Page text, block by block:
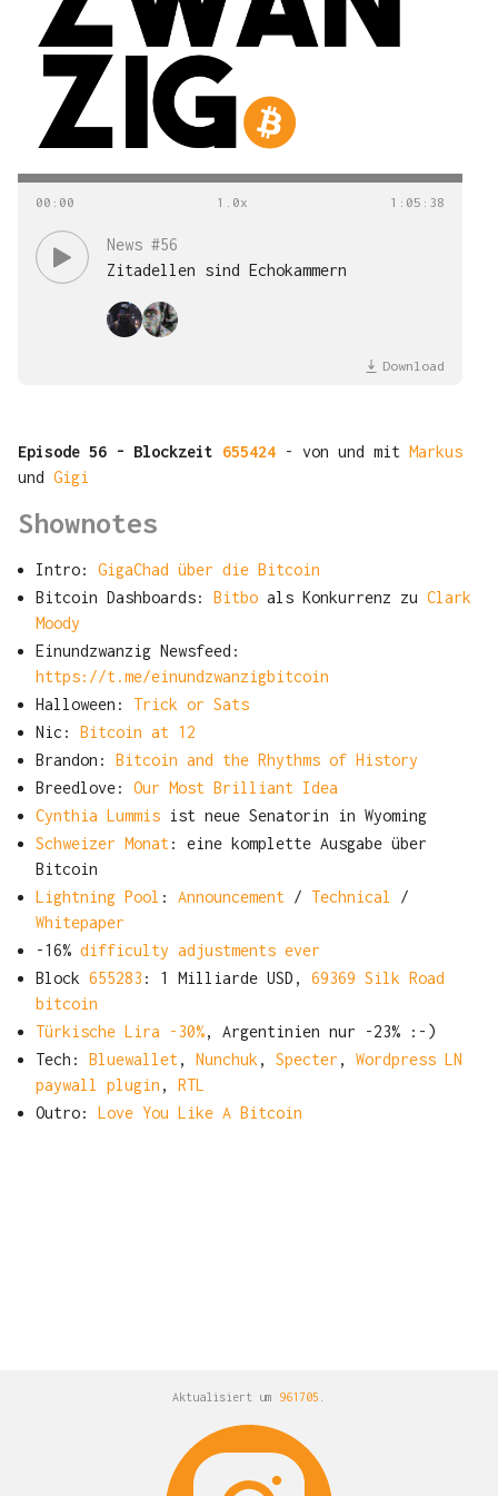
00 : 00 1 : 05 : 38
News #56
Zitadellen sind Echokammern
Download
Episode 56 - Blockzeit 655424 - von und mit Markus
und Gigi
Shownotes
Intro: GigaChad über die Bitcoin
Bitcoin Dashboards:
Bitbo als Konkurrenz zu Clark
Moody
Einundzwanzig Newsfeed:
https://t.me/einundzwanzigbitcoin
Halloween: Trick or Sats
Nic:
Bitcoin at 12
Brandon:
Bitcoin and the Rhythms of History
Breedlove: Our Most Brilliant Idea
Cynthia Lummis ist neue Senatorin in Wyoming
Schweizer Monat: eine komplette Ausgabe über
Bitcoin
Lightning Pool : Announcement / Technical
/
Whitepaper
-16% difficulty adjustments ever
Block 655283 : 1 Milliarde USD, 69369 Silk Road
bitcoin
Türkische Lira -30%, Argentinien nur -23% :-)
Tech:
Bluewallet, Nunchuk, Specter , Wordpress LN
paywall plugin ,
RTL
Outro:
Love You Like A Bitcoin
Aktualisiert um 961705